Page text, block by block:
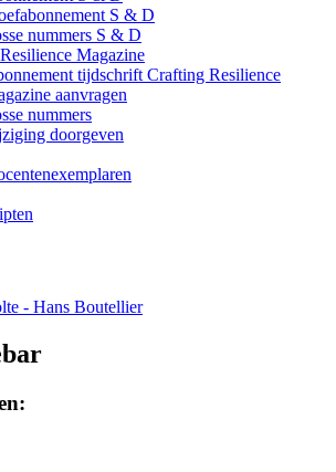
S & D
nummers S & D
Magazine
tijdschrift Crafting Resilience
aanvragen
nummers
doorgeven